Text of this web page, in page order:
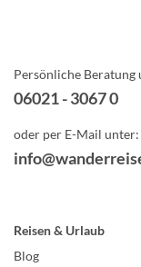
Persönliche Beratung
06021 - 3067 0
oder per E-Mail unter:
Reisen & Urlaub
Blog